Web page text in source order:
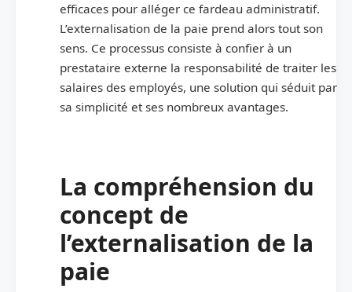
efficaces pour alléger ce fardeau administratif.
L’externalisation de la paie prend alors tout son
sens. Ce processus consiste à confier à un
prestataire externe la responsabilité de traiter les
salaires des employés, une solution qui séduit par
sa simplicité et ses nombreux avantages.
La compréhension du
concept de
l’externalisation de la
paie